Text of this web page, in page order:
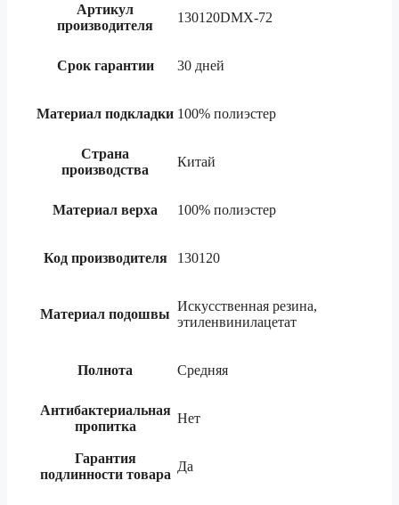
Артикул
производителя
130120DMX-72
Срок гарантии 30 дней
Материал подкладки 100% полиэстер
Страна
производства
Китай
Материал верха 100% полиэстер
Код производителя 130120
Материал подошвы
Искусственная резина,
этиленвинилацетат
Полнота Средняя
Антибактериальная
пропитка
Нет
Гарантия
подлинности товара
Да